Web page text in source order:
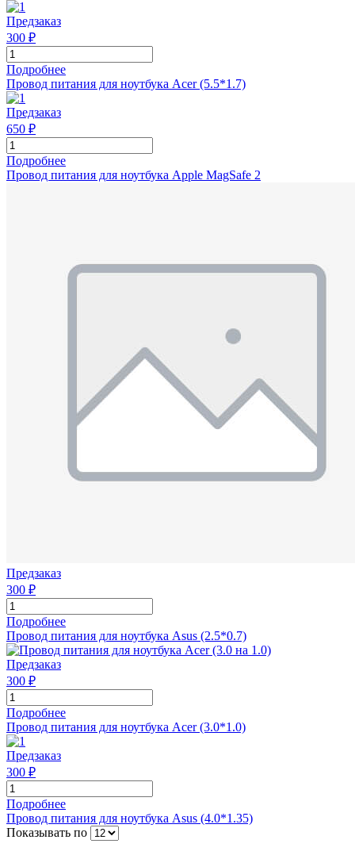
Предзаказ
300 ₽
Подробнее
Провод питания для ноутбука Acer (5.5*1.7)
Предзаказ
650 ₽
Подробнее
Провод питания для ноутбука Apple MagSafe 2
Предзаказ
300 ₽
Подробнее
Провод питания для ноутбука Asus (2.5*0.7)
Предзаказ
300 ₽
Подробнее
Провод питания для ноутбука Acer (3.0*1.0)
Предзаказ
300 ₽
Подробнее
Провод питания для ноутбука Asus (4.0*1.35)
Показывать по